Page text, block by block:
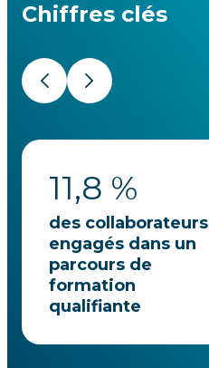
Chiffres clés
PrécédentSuivant
11,8 %
des collaborateurs
engagés dans un
parcours de
formation
qualifiante